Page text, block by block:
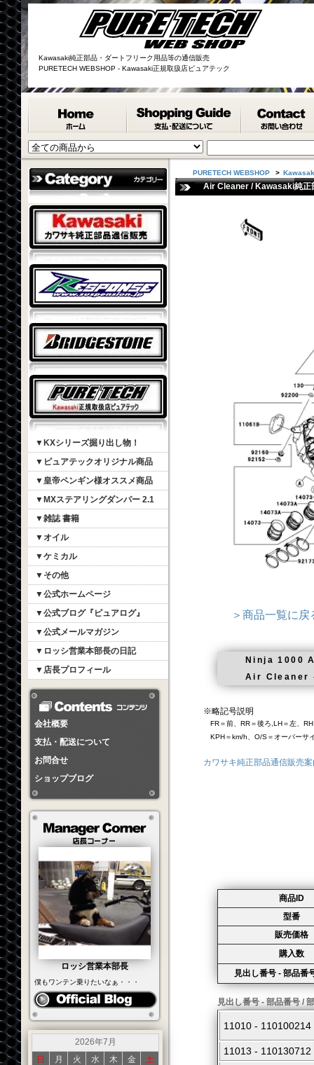
Kawasaki純正部品・ダートフリーク用品等の通信販売
PURETECH WEBSHOP - Kawasaki正規取扱店ピュアテック
▼KXシリーズ掘り出し物！
▼ピュアテックオリジナル商品
▼皇帝ペンギン様オススメ商品
▼MXステアリングダンパー 2.1
▼雑誌 書籍
▼オイル
▼ケミカル
▼その他
▼公式ホームページ
▼公式ブログ『ピュアログ』
▼公式メールマガジン
▼ロッシ営業本部長の日記
▼店長プロフィール
会社概要
支払・配送について
お問合せ
ショップブログ
ロッシ営業本部長
僕もワンテン乗りたいなぁ・・・
2026年7月
日
月 火 水 木 金
土
PURETECH WEBSHOP >
Air Cleaner / Kawasaki純正
＞商品一覧に戻
Ninja 1000
Air Cleaner
※略記号説明
FR＝前、RR＝後ろ,LH＝左、
KPH＝km/h、O/S＝オーバーサ
カワサキ純正部品通信販売
商品ID
型番
販売価格
購入数
見出し番号 - 部品番
見出し番号 - 部品番号 /
11010 -
11013 -